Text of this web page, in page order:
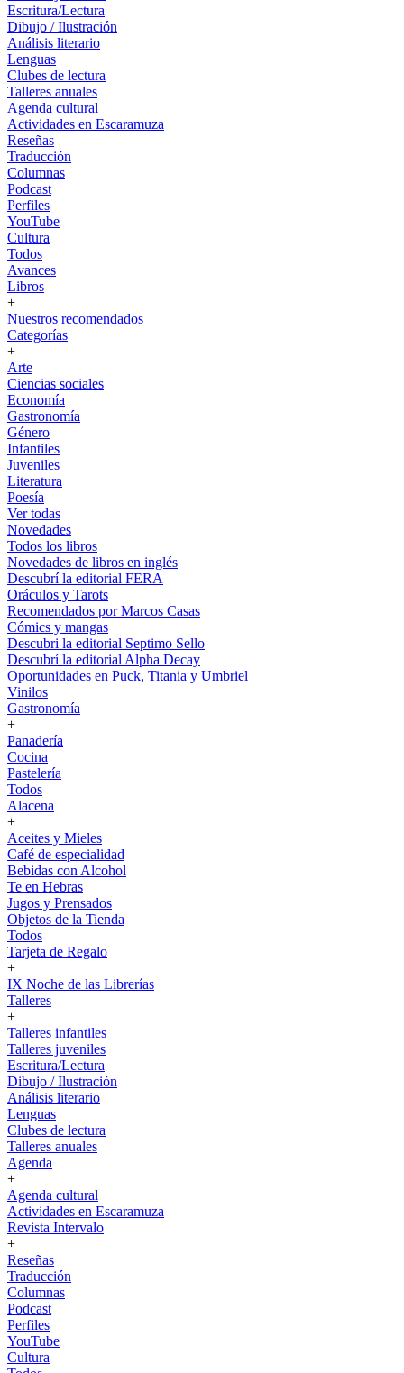
Escritura/Lectura
Dibujo / Ilustración
Análisis literario
Lenguas
Clubes de lectura
Talleres anuales
Agenda cultural
Actividades en Escaramuza
Reseñas
Traducción
Columnas
Podcast
Perfiles
YouTube
Cultura
Todos
Avances
Libros
+
Nuestros recomendados
Categorías
+
Arte
Ciencias sociales
Economía
Gastronomía
Género
Infantiles
Juveniles
Literatura
Poesía
Ver todas
Novedades
Todos los libros
Novedades de libros en inglés
Descubrí la editorial FERA
Oráculos y Tarots
Recomendados por Marcos Casas
Cómics y mangas
Descubri la editorial Septimo Sello
Descubrí la editorial Alpha Decay
Oportunidades en Puck, Titania y Umbriel
Vinilos
Gastronomía
+
Panadería
Cocina
Pastelería
Todos
Alacena
+
Aceites y Mieles
Café de especialidad
Bebidas con Alcohol
Te en Hebras
Jugos y Prensados
Objetos de la Tienda
Todos
Tarjeta de Regalo
+
IX Noche de las Librerías
Talleres
+
Talleres infantiles
Talleres juveniles
Escritura/Lectura
Dibujo / Ilustración
Análisis literario
Lenguas
Clubes de lectura
Talleres anuales
Agenda
+
Agenda cultural
Actividades en Escaramuza
Revista Intervalo
+
Reseñas
Traducción
Columnas
Podcast
Perfiles
YouTube
Cultura